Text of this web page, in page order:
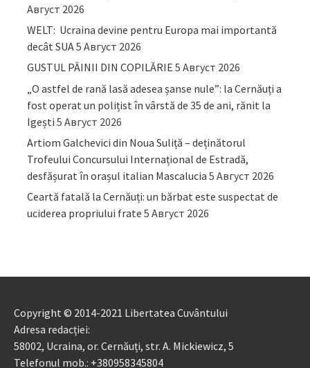
Август 2026
WELT: Ucraina devine pentru Europa mai importantă
decât SUA5 Август 2026
GUSTUL PÂINII DIN COPILĂRIE 5 Август 2026
„O astfel de rană lasă adesea șanse nule”: la Cernăuți a
fost operat un polițist în vârstă de 35 de ani, rănit la
Igești 5 Август 2026
Artiom Galchevici din Noua Suliță – deținătorul
Trofeului Concursului Internațional de Estradă,
desfășurat în orașul italian Mascalucia 5 Август 2026
Ceartă fatală la Cernăuți: un bărbat este suspectat de
uciderea propriului frate 5 Август 2026
Copyright © 2014-2021 Libertatea Cuvântului
Adresa redacției:
58002, Ucraina, or. Cernăuți, str. A. Mickiewicz, 5
Telefonul mob.: +380958345804